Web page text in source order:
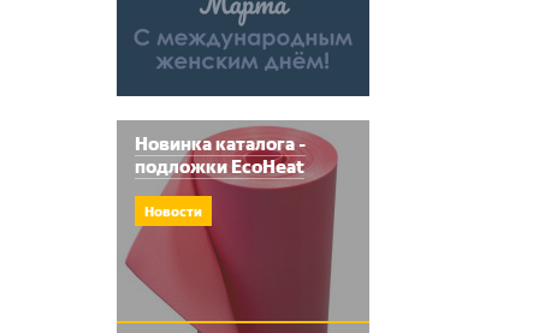
Новинка каталога -
подложки EcoHeat
Новости